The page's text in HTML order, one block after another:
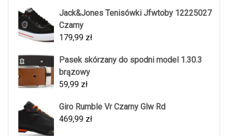
Jack&Jones Tenisówki Jfwtoby 12225027
Czarny
179,99 zł
Pasek skórzany do spodni model 1.30.3
brązowy
59,99 zł
Giro Rumble Vr Czarny Glw Rd
469,99 zł